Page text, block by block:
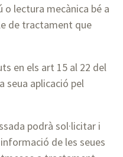
lectura mecànica bé a
de tractament que
en els art 15 al 22 del
seua aplicació pel
podrà sol·licitar i
de les seues